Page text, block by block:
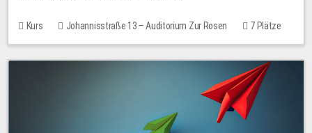
Kurs Johannisstraße 13 – Auditorium Zur Rosen
7 Plätze
10,00 EUR